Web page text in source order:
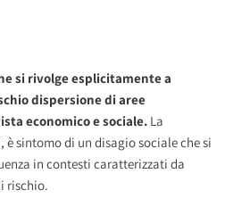
si rivolge esplicitamente a
dispersione di aree
economico e sociale. La
sintomo di un disagio sociale che si
in contesti caratterizzati da
rischio.